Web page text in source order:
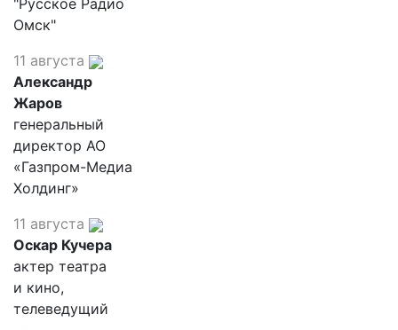
"Русское Радио
Омск"
11 августа
Александр
Жаров
генеральный
директор АО
«Газпром-Медиа
Холдинг»
11 августа
Оскар Кучера
актер театра
и кино,
телеведущий